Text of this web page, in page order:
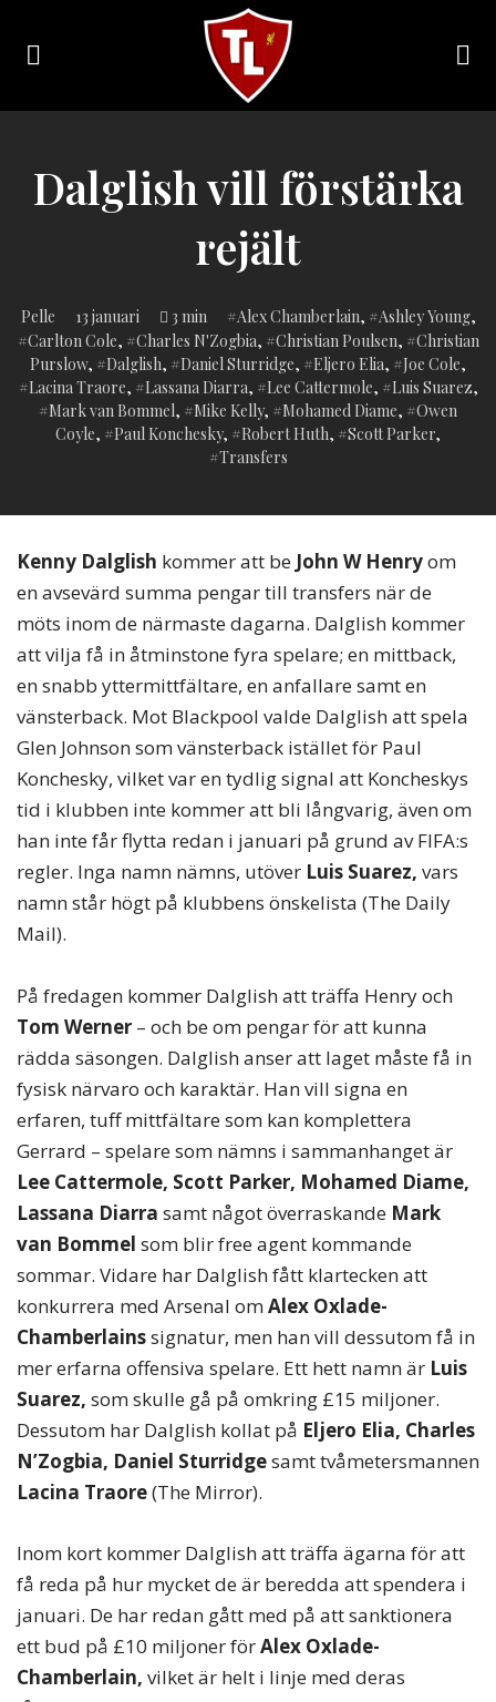
Sveriges
online
magazine!
Dalglish vill förstärka
rejält
Pelle 13 januari 3 min
Inlagd
i:
Alex Chamberlain, Ashley Young,
Carlton Cole, Charles N'Zogbia, Christian Poulsen,
Christian
Purslow, Dalglish, Daniel Sturridge, Eljero Elia, Joe Cole,
Lacina Traore, Lassana Diarra, Lee Cattermole, Luis Suarez,
Mark van Bommel, Mike Kelly, Mohamed Diame,
Owen
Coyle, Paul Konchesky, Robert Huth, Scott Parker,
Transfers
Kenny Dalglish kommer att be John W Henryom
en avsevärd summa pengar till transfers när de
möts inom de närmaste dagarna. Dalglish kommer
att vilja få in åtminstone fyra spelare; en mittback,
en snabb yttermittfältare, en anfallare samt en
vänsterback. Mot Blackpool valde Dalglish att spela
Glen Johnson som vänsterback istället för Paul
Konchesky, vilket var en tydlig signal att Koncheskys
tid i klubben inte kommer att bli långvarig, även om
han inte får flytta redan i januari på grund av FIFA:s
regler. Inga namn nämns, utöver Luis Suarez, vars
namn står högt på klubbens önskelista (The Daily
Mail).
På fredagen kommer Dalglish att träffa Henry och
Tom Werner – och be om pengar för att kunna
rädda säsongen. Dalglish anser att laget måste få in
fysisk närvaro och karaktär. Han vill signa en
erfaren, tuff mittfältare som kan komplettera
Gerrard – spelare som nämns i sammanhanget är
Lee Cattermole, Scott Parker, Mohamed Diame,
Lassana Diarra samt något överraskande Mark
van Bommel som blir free agent kommande
sommar. Vidare har Dalglish fått klartecken att
konkurrera med Arsenal omAlex Oxlade-
Chamberlainssignatur, men han vill dessutom få in
mer erfarna offensiva spelare. Ett hett namn är Luis
Suarez, som skulle gå på omkring £15 miljoner.
Dessutom har Dalglish kollat på Eljero Elia, Charles
N’Zogbia, Daniel Sturridgesamt tvåmetersmannen
Lacina Traore(The Mirror).
Inom kort kommer Dalglish att träffa ägarna för att
få reda på hur mycket de är beredda att spendera i
januari. De har redan gått med på att sanktionera
ett bud på £10 miljoner förAlex Oxlade-
Chamberlain, vilket är helt i linje med deras